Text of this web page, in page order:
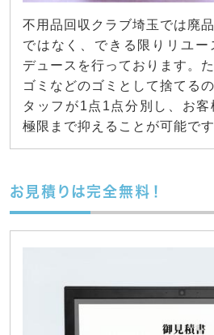
不用品回収クラブ埼玉では廃
ではなく、できる限りリユー
デュースを行っております。
ゴミなどのゴミとして捨てる
タッフが1点1点分別し、お
極限まで抑えることが可能です
お見積りは完全無料！